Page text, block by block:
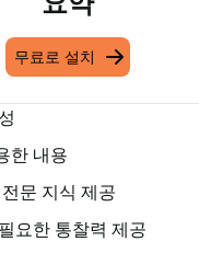
무료로 설치
한 내용
문 지식 제공
요한 통찰력 제공